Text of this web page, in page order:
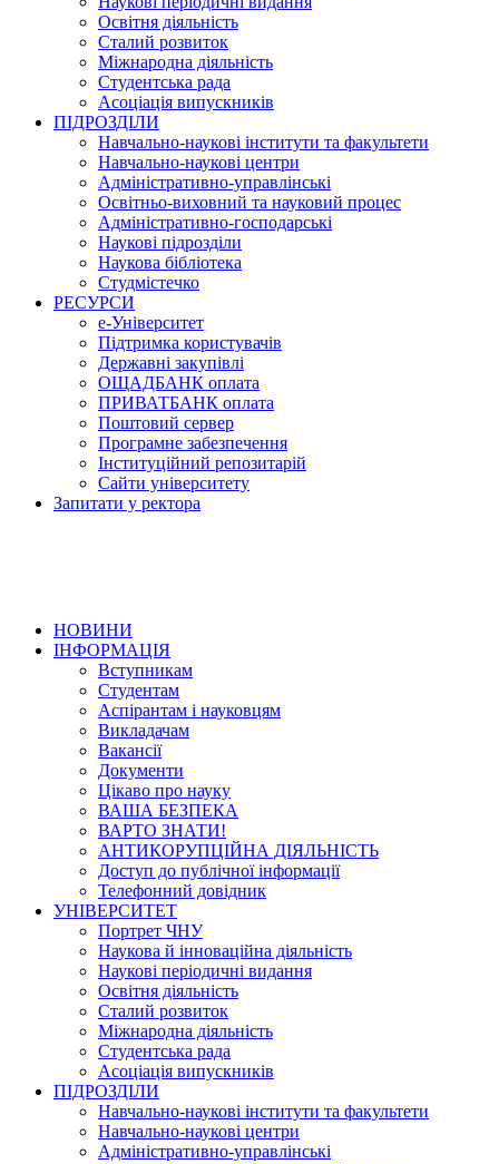
Освітня діяльність
Сталий розвиток
Міжнародна діяльність
Студентська рада
Асоціація випускників
ПІДРОЗДІЛИ
Навчально-наукові інститути та факультети
Навчально-наукові центри
Адміністративно-управлінські
Освітньо-виховний та науковий процес
Адміністративно-господарські
Наукові підрозділи
Наукова бібліотека
Студмістечко
РЕСУРСИ
е-Університет
Підтримка користувачів
Державні закупівлі
ОЩАДБАНК оплата
ПРИВАТБАНК оплата
Поштовий сервер
Програмне забезпечення
Інституційний репозитарій
Сайти університету
Запитати у ректора
НОВИНИ
ІНФОРМАЦІЯ
Вступникам
Студентам
Аспірантам і науковцям
Викладачам
Вакансії
Документи
Цікаво про науку
ВАША БЕЗПЕКА
ВАРТО ЗНАТИ!
АНТИКОРУПЦІЙНА ДІЯЛЬНІСТЬ
Доступ до публічної інформації
Телефонний довідник
УНІВЕРСИТЕТ
Портрет ЧНУ
Наукова й інноваційна діяльність
Наукові періодичні видання
Освітня діяльність
Сталий розвиток
Міжнародна діяльність
Студентська рада
Асоціація випускників
ПІДРОЗДІЛИ
Навчально-наукові інститути та факультети
Навчально-наукові центри
Адміністративно-управлінські